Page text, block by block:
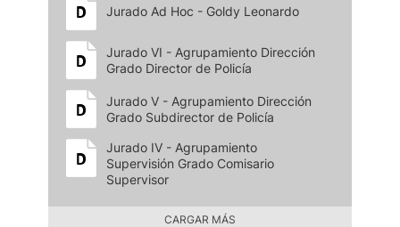
Jurado Ad Hoc - Goldy Leonardo
Jurado VI - Agrupamiento Dirección
Grado Director de Policía
Jurado V - Agrupamiento Dirección
Grado Subdirector de Policía
Jurado IV - Agrupamiento
Supervisión Grado Comisario
Supervisor
CARGAR MÁS